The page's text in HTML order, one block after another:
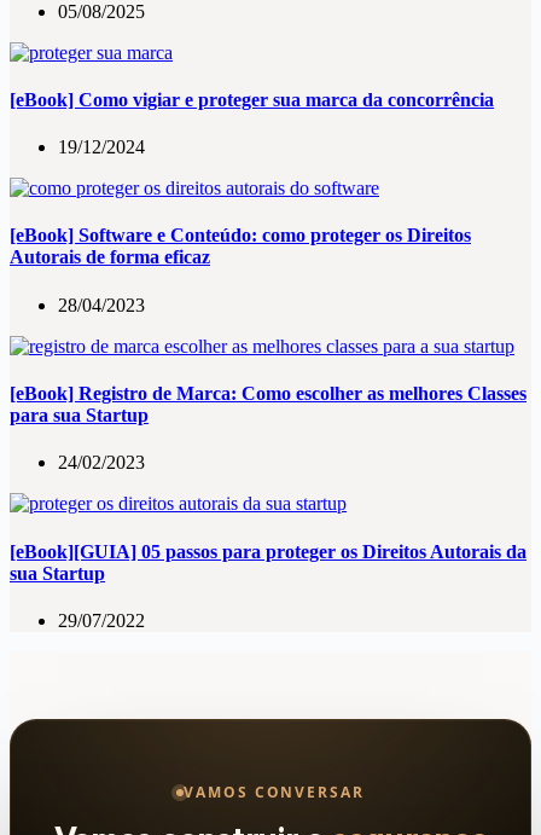
05/08/2025
[eBook] Como vigiar e proteger sua marca da concorrência
19/12/2024
[eBook] Software e Conteúdo: como proteger os Direitos
Autorais de forma eficaz
28/04/2023
[eBook] Registro de Marca: Como escolher as melhores Classes
para sua Startup
24/02/2023
[eBook][GUIA] 05 passos para proteger os Direitos Autorais da
sua Startup
29/07/2022
VAMOS CONVERSAR